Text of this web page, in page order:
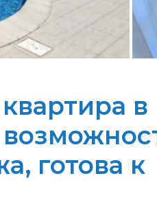
в
готова к